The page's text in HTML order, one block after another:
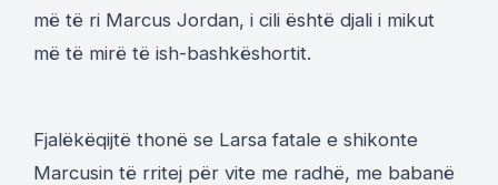
më të ri Marcus Jordan, i cili është djali i mikut
më të mirë të ish-bashkëshortit.
Fjalëkëqijtë thonë se Larsa fatale e shikonte
Marcusin të rritej për vite me radhë, me babanë